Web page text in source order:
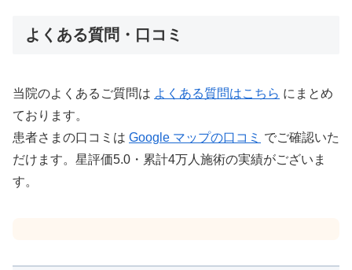
よくある質問・口コミ
当院のよくあるご質問は よくある質問はこちら にまとめ
ております。
患者さまの口コミは Google マップの口コミ でご確認いた
だけます。星評価5.0・累計4万人施術の実績がございま
す。